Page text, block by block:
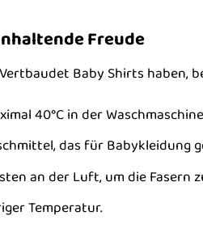
Freude
Baby Shirts haben,
40°C in der
das für Babykleidung
an der Luft, um die Fasern
Temperatur.